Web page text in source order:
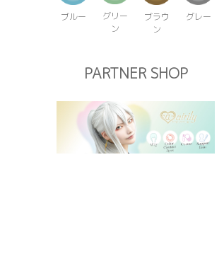
ブルー
グリー
ン
ブラウ
ン
グレー
PARTNER SHOP